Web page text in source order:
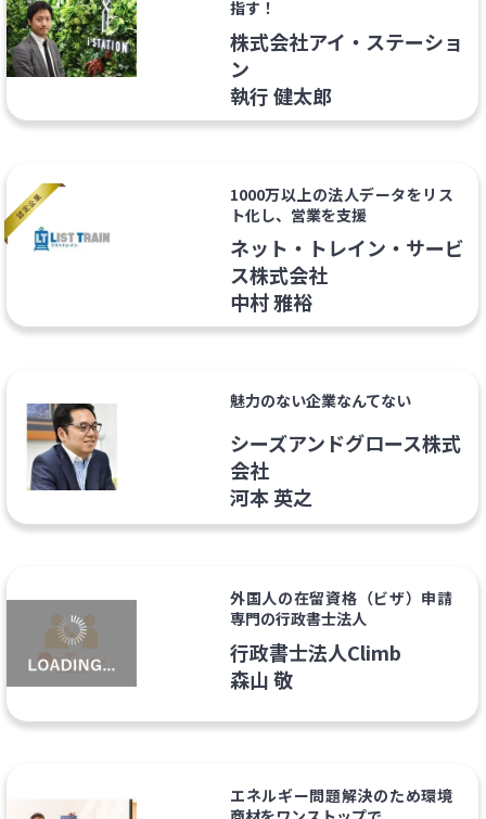
指す！
株式会社アイ・ステーショ
ン
執行 健太郎
1000万以上の法人データをリス
ト化し、営業を支援
ネット・トレイン・サービ
ス株式会社
中村 雅裕
魅力のない企業なんてない
シーズアンドグロース株式
会社
河本 英之
外国人の在留資格（ビザ）申請
専門の行政書士法人
行政書士法人Climb
森山 敬
エネルギー問題解決のため環境